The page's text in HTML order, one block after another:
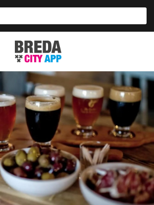
& blogs
Breda
City
App